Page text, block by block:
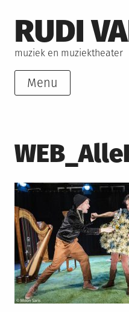
to
content
RUDI
muziek en muziektheater
Menu